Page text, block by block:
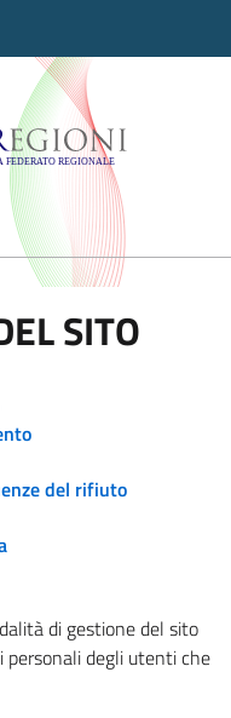
-
SITO
del rifiuto
di gestione del sito
degli utenti che